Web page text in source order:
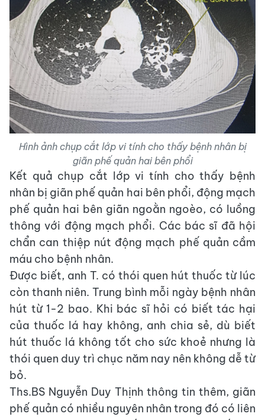
Hình ảnh chụp cắt lớp vi tính cho thấy bệnh nhân bị
giãn phế quản hai bên phổi
Kết quả chụp cắt lớp vi tính cho thấy bệnh
nhân bị giãn phế quản hai bên phổi, động mạch
phế quản hai bên giãn ngoằn ngoèo, có luồng
thông với động mạch phổi. Các bác sĩ đã hội
chẩn can thiệp nút động mạch phế quản cầm
máu cho bệnh nhân.
Được biết, anh T. có thói quen hút thuốc từ lúc
còn thanh niên. Trung bình mỗi ngày bệnh nhân
hút từ 1-2 bao. Khi bác sĩ hỏi có biết tác hại
của thuốc lá hay không, anh chia sẻ, dù biết
hút thuốc lá không tốt cho sức khoẻ nhưng là
thói quen duy trì chục năm nay nên không dễ từ
bỏ.
Ths.BS Nguyễn Duy Thịnh thông tin thêm, giãn
phế quản có nhiều nguyên nhân trong đó có liên